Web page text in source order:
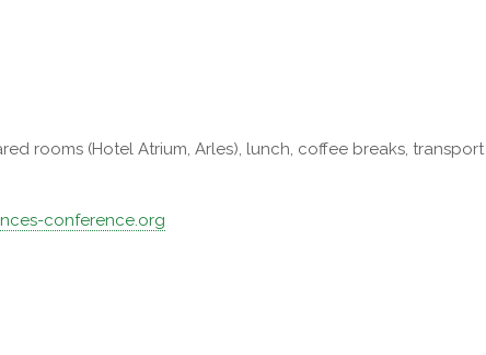
rooms (Hotel Atrium, Arles), lunch, coffee breaks, transport
conference.org